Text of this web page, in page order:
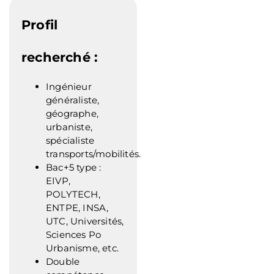
Profil
recherché :
Ingénieur
généraliste,
géographe,
urbaniste,
spécialiste
transports/mobilités.
Bac+5 type :
EIVP,
POLYTECH,
ENTPE, INSA,
UTC, Universités,
Sciences Po
Urbanisme, etc.
Double